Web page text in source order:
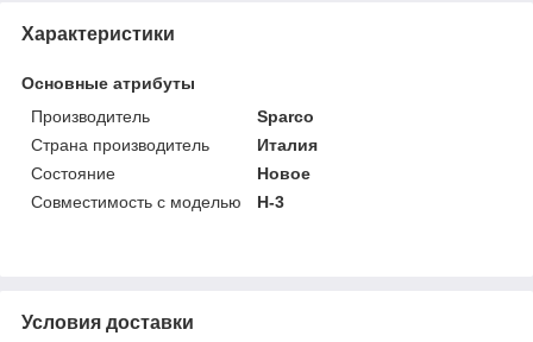
Характеристики
Основные атрибуты
Производитель
Sparco
Страна производитель
Италия
Состояние
Новое
Совместимость с моделью
H-3
Условия доставки